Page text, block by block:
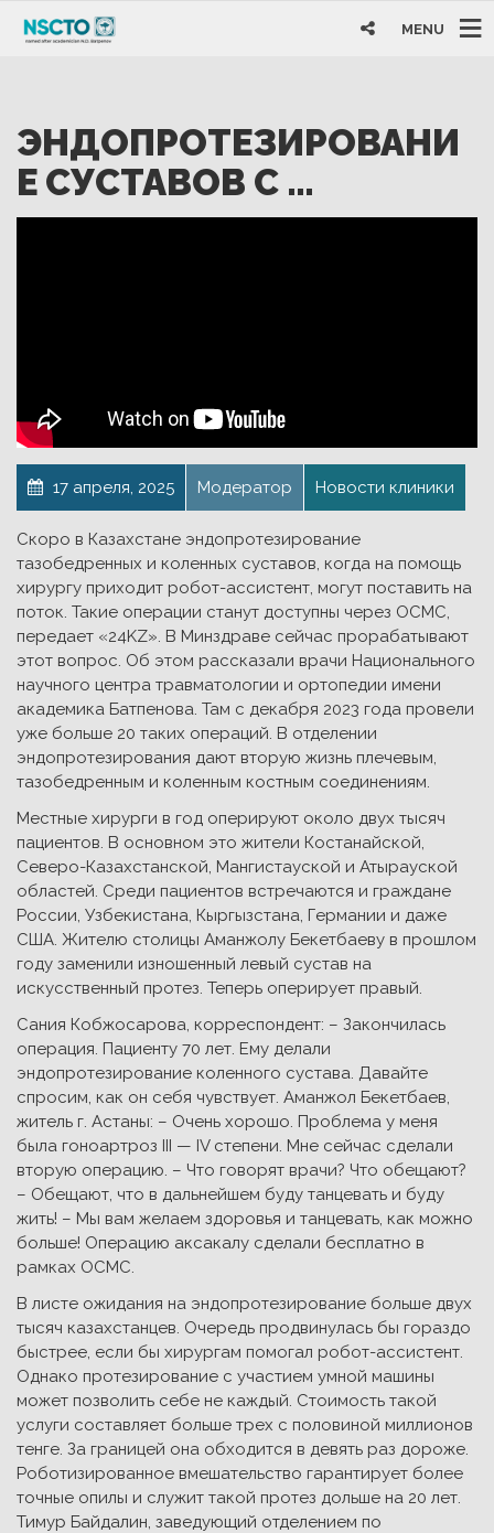
MENU
ЭНДОПРОТЕЗИРОВАНИ
Е СУСТАВОВ С …
17 апреля, 2025 Модератор Новости клиники
Скоро в Казахстане эндопротезирование
тазобедренных и коленных суставов, когда на помощь
хирургу приходит робот-ассистент, могут поставить на
поток. Такие операции станут доступны через ОСМС,
передает «24KZ». В Минздраве сейчас прорабатывают
этот вопрос. Об этом рассказали врачи Национального
научного центра травматологии и ортопедии имени
академика Батпенова. Там с декабря 2023 года провели
уже больше 20 таких операций. В отделении
эндопротезирования дают вторую жизнь плечевым,
тазобедренным и коленным костным соединениям.
Местные хирурги в год оперируют около двух тысяч
пациентов. В основном это жители Костанайской,
Северо-Казахстанской, Мангистауской и Атырауской
областей. Среди пациентов встречаются и граждане
России, Узбекистана, Кыргызстана, Германии и даже
США. Жителю столицы Аманжолу Бекетбаеву в прошлом
году заменили изношенный левый сустав на
искусственный протез. Теперь оперирует правый.
Сания Кобжосарова, корреспондент: – Закончилась
операция. Пациенту 70 лет. Ему делали
эндопротезирование коленного сустава. Давайте
спросим, как он себя чувствует. Аманжол Бекетбаев,
житель г. Астаны: – Очень хорошо. Проблема у меня
была гоноартроз III — IV степени. Мне сейчас сделали
вторую операцию. – Что говорят врачи? Что обещают?
– Обещают, что в дальнейшем буду танцевать и буду
жить! – Мы вам желаем здоровья и танцевать, как можно
больше! Операцию аксакалу сделали бесплатно в
рамках ОСМС.
В листе ожидания на эндопротезирование больше двух
тысяч казахстанцев. Очередь продвинулась бы гораздо
быстрее, если бы хирургам помогал робот-ассистент.
Однако протезирование с участием умной машины
может позволить себе не каждый. Стоимость такой
услуги составляет больше трех с половиной миллионов
тенге. За границей она обходится в девять раз дороже.
Роботизированное вмешательство гарантирует более
точные опилы и служит такой протез дольше на 20 лет.
Тимур Байдалин, заведующий отделением по